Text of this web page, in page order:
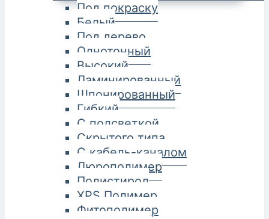
Под покраску
Белый
Под дерево
Однотонный
Высокий
Ламинированный
Шпонированный
Гибкий
С подсветкой
Скрытого типа
С кабель-каналом
Дюрополимер
Полистирол
XPS Полимер
Фитополимер